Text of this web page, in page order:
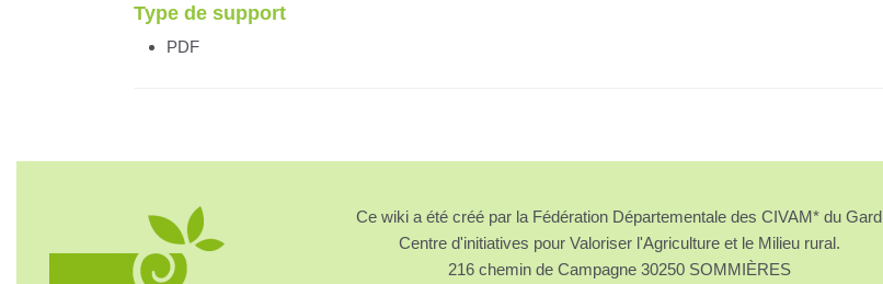
Type de support
PDF
Ce wiki a été créé par la Fédération Départementale des CIVAM* du Gard
Centre d'initiatives pour Valoriser l'Agriculture et le Milieu rural.
216 chemin de Campagne 30250 SOMMIÈRES